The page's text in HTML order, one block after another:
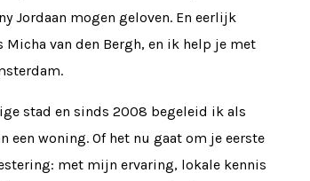
Jordaan mogen geloven. En eerlijk
van den Bergh, en ik help je met
stad en sinds 2008 begeleid ik als
een woning. Of het nu gaat om je eerste
met mijn ervaring, lokale kennis